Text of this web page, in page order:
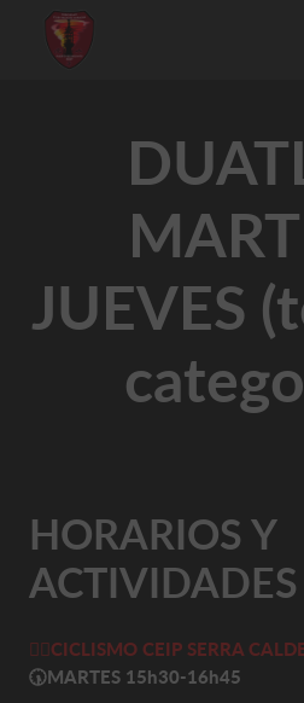
JUEVES
HORARIOS Y
ACTIVIDADES
🚴‍♀️CICLISMO CEIP SERRA
🕠MARTES 15h30-16h45